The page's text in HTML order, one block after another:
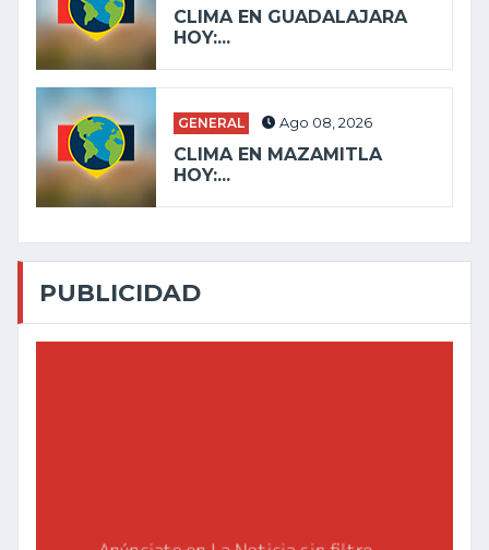
CLIMA EN GUADALAJARA
HOY:...
GENERAL Ago 08, 2026
CLIMA EN MAZAMITLA
HOY:...
PUBLICIDAD